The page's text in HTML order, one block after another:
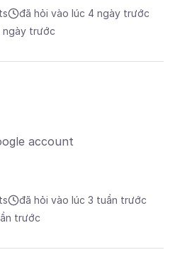
đã hỏi vào lúc 4 ngày trước
ngày trước
account
đã hỏi vào lúc 3 tuần trước
trước